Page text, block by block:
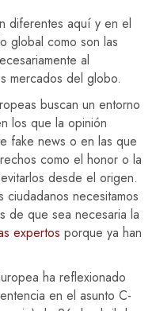
diferentes aquí y en el
global como son las
al
mercados del globo.
buscan un entorno
los que la opinión
fake news o en las que
como el honor o la
desde el origen.
necesitamos
de que sea necesaria la
expertos porque ya han
ha reflexionado
en el asunto C-